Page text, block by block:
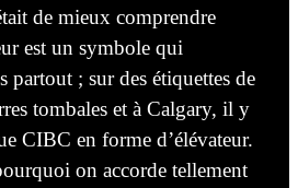
de mieux comprendre
est un symbole qui
partout ; sur des étiquettes de
tombales et à Calgary, il y
CIBC en forme d’élévateur.
on accorde tellement